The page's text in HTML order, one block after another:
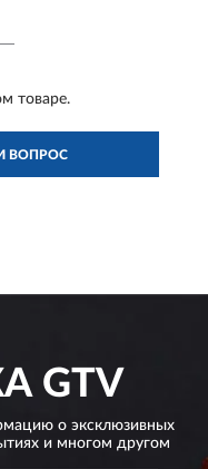
товаре.
ВОПРОС
GTV
о эксклюзивных
и многом другом